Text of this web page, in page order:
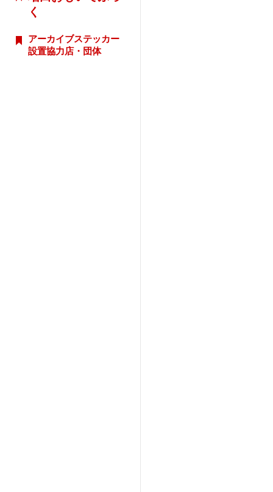
く
アーカイブステッカー
設置協力店・団体